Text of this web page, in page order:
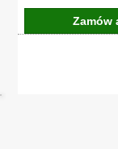
Zamów